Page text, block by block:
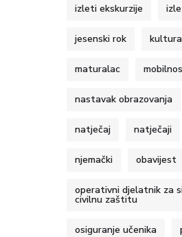
izleti ekskurzije
jesenski rok kultura
maturalac
nastavak obrazovanja
natječaj natječaji
njemački obavijest
operativni djelatnik za
civilnu zaštitu
osiguranje učenika